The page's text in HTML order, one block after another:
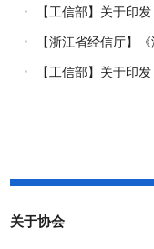
【工信部】关于印
知
【浙江省经信厅】
施方案（2026-2030年
【工信部】关于印
关于协会